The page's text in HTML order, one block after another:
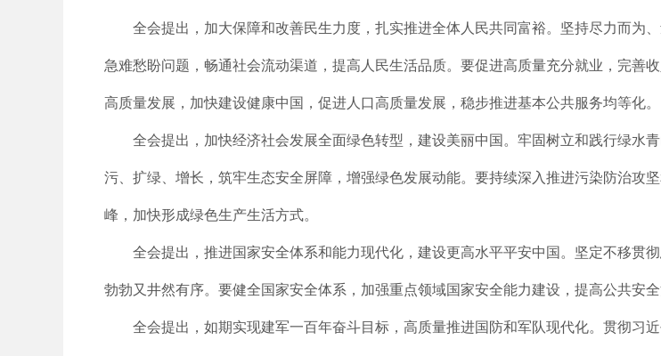
全会提出，加大保障和改善民生力度，扎实推进全体人民共同富裕。坚持尽力而为
急难愁盼问题，畅通社会流动渠道，提高人民生活品质。要促进高质量充分就业，完善
高质量发展，加快建设健康中国，促进人口高质量发展，稳步推进基本公共服务均等化。
全会提出，加快经济社会发展全面绿色转型，建设美丽中国。牢固树立和践行绿水
污、扩绿、增长，筑牢生态安全屏障，增强绿色发展动能。要持续深入推进污染防治攻
峰，加快形成绿色生产生活方式。
全会提出，推进国家安全体系和能力现代化，建设更高水平平安中国。坚定不移贯
勃勃又井然有序。要健全国家安全体系，加强重点领域国家安全能力建设，提高公共安
全会提出，如期实现建军一百年奋斗目标，高质量推进国防和军队现代化。贯彻习